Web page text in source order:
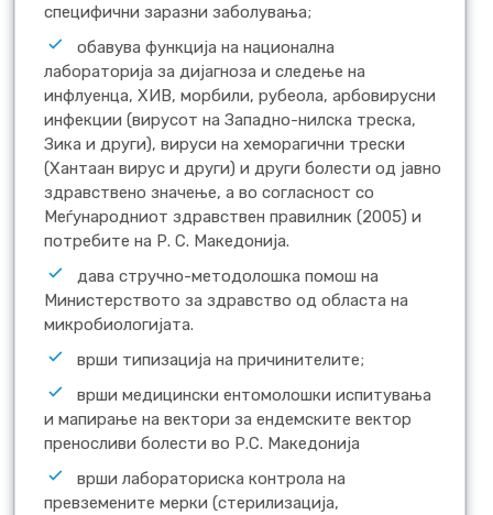
специфични заразни заболувања;
обавува функција на национална
лабораторија за дијагноза и следење на
инфлуенца, ХИВ, морбили, рубеола, арбовирусни
инфекции (вирусот на Западно-нилска треска,
Зика и други), вируси на хеморагични трески
(Хантаан вирус и други) и други болести од јавно
здравствено значење, а во согласност со
Меѓународниот здравствен правилник (2005) и
потребите на Р. С. Македонија.
дава стручно-методолошка помош на
Министерството за здравство од областа на
микробиологијата.
врши типизација на причинителите;
врши медицински ентомолошки испитувања
и мапирање на вектори за ендемските вектор
преносливи болести во Р.С. Македонија
врши лабораториска контрола на
превземените мерки (стерилизација,